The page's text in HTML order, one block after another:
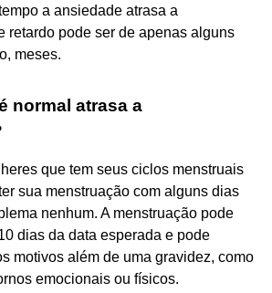
a ansiedade atrasa a
retardo pode ser de apenas alguns
meses.
normal atrasa a
que tem seus ciclos menstruais
sua menstruação com alguns dias
nenhum. A menstruação pode
dias da data esperada e pode
motivos além de uma gravidez, como
emocionais ou físicos.